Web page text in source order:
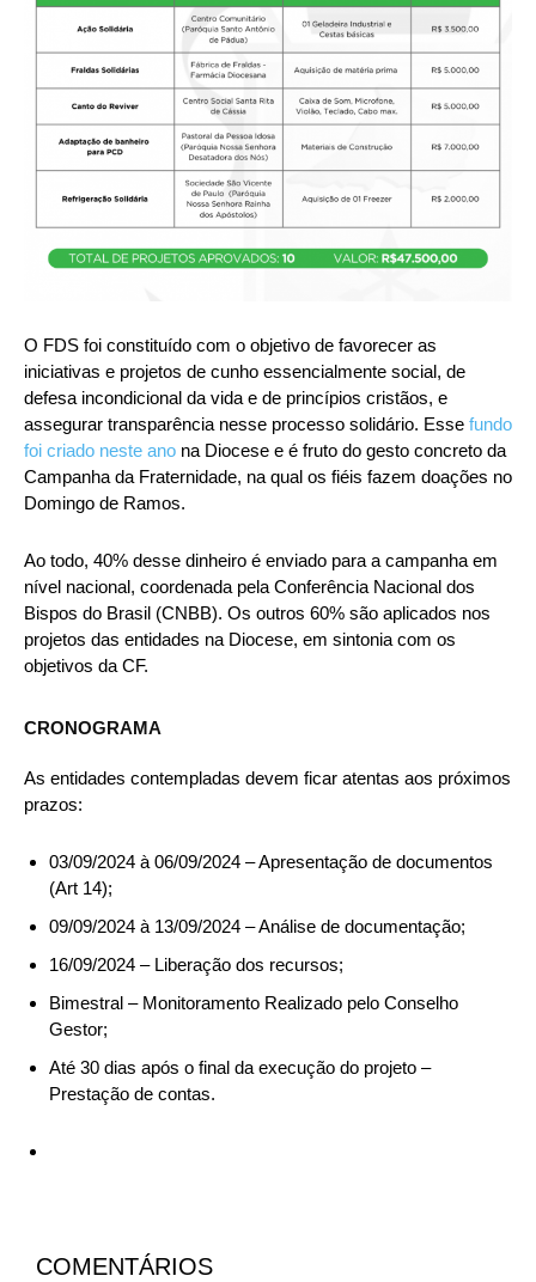
O FDS foi constituído com o objetivo de favorecer as
iniciativas e projetos de cunho essencialmente social, de
defesa incondicional da vida e de princípios cristãos, e
assegurar transparência nesse processo solidário. Esse fundo
foi criado neste ano na Diocese e é fruto do gesto concreto da
Campanha da Fraternidade, na qual os fiéis fazem doações no
Domingo de Ramos.
Ao todo, 40% desse dinheiro é enviado para a campanha em
nível nacional, coordenada pela Conferência Nacional dos
Bispos do Brasil (CNBB). Os outros 60% são aplicados nos
projetos das entidades na Diocese, em sintonia com os
objetivos da CF.
CRONOGRAMA
As entidades contempladas devem ficar atentas aos próximos
prazos:
03/09/2024 à 06/09/2024 – Apresentação de documentos
(Art 14);
09/09/2024 à 13/09/2024 – Análise de documentação;
16/09/2024 – Liberação dos recursos;
Bimestral – Monitoramento Realizado pelo Conselho
Gestor;
Até 30 dias após o final da execução do projeto –
Prestação de contas.
COMENTÁRIOS